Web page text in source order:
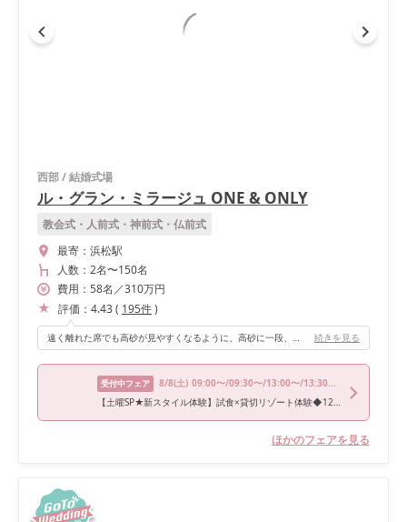
西部/結婚式場
ル・グラン・ミラージュ ONE & ONLY
教会式・人前式・神前式・仏前式
最寄： 浜松駅
人数： 2名〜150名
費用： 58名 ／310万円
評価： 4.43( 195件)
遠く離れた席でも高砂が見やすくなるように、高砂に一段、段を入れてもらいました。 カーテンを開けるとヤシの木に囲まれたプールがある南国チックなガーデンが登場するのが、とっても素敵でした！ 夕暮れ、夜になるとライトがとてもロマンチックな雰囲気を醸し出してくれます。 続きを見る
受付中フェア 8/8(土) 09:00〜/09:30〜/13:00〜/13:30〜/17:00〜
【土曜SP★新スタイル体験】試食×貸切リゾート体験◆120万優待
ほかのフェアを見る